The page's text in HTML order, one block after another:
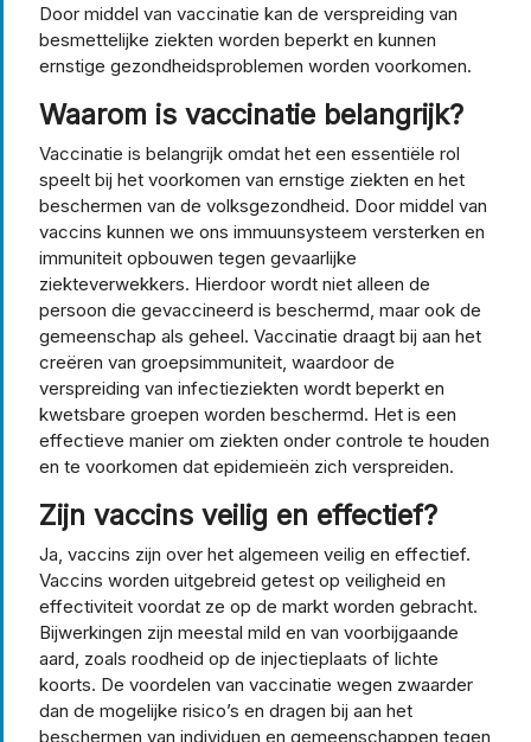
Door middel van vaccinatie kan de verspreiding van
besmettelijke ziekten worden beperkt en kunnen
ernstige gezondheidsproblemen worden voorkomen.
Waarom is vaccinatie belangrijk?
Vaccinatie is belangrijk omdat het een essentiële rol
speelt bij het voorkomen van ernstige ziekten en het
beschermen van de volksgezondheid. Door middel van
vaccins kunnen we ons immuunsysteem versterken en
immuniteit opbouwen tegen gevaarlijke
ziekteverwekkers. Hierdoor wordt niet alleen de
persoon die gevaccineerd is beschermd, maar ook de
gemeenschap als geheel. Vaccinatie draagt bij aan het
creëren van groepsimmuniteit, waardoor de
verspreiding van infectieziekten wordt beperkt en
kwetsbare groepen worden beschermd. Het is een
effectieve manier om ziekten onder controle te houden
en te voorkomen dat epidemieën zich verspreiden.
Zijn vaccins veilig en effectief?
Ja, vaccins zijn over het algemeen veilig en effectief.
Vaccins worden uitgebreid getest op veiligheid en
effectiviteit voordat ze op de markt worden gebracht.
Bijwerkingen zijn meestal mild en van voorbijgaande
aard, zoals roodheid op de injectieplaats of lichte
koorts. De voordelen van vaccinatie wegen zwaarder
dan de mogelijke risico’s en dragen bij aan het
beschermen van individuen en gemeenschappen tegen